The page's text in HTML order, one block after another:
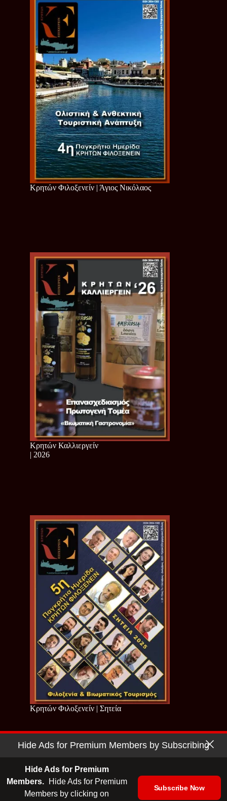
Κρητών Φιλοξενείν | Άγιος Νικόλαος
Κρητών Καλλιεργείν
| 2026
Κρητών Φιλοξενείν | Σητεία
Copyright © 2026 - Cretan Business | Κρητών Επιχειρείν
Hide Ads for Premium Members by Subscribing
Hide Ads for Premium
Members.
Hide Ads for Premium
Members by clicking on
Subscribe Now